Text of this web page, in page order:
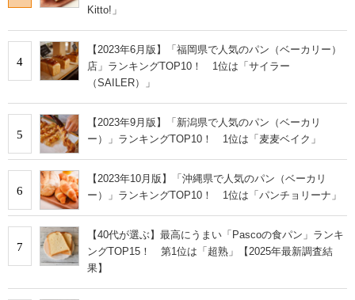
Kitto!」
4
【2023年6月版】「福岡県で人気のパン（ベーカリー）
店」ランキングTOP10！ 1位は「サイラー
（SAILER）」
5
【2023年9月版】「新潟県で人気のパン（ベーカリ
ー）」ランキングTOP10！ 1位は「麦麦ベイク」
6
【2023年10月版】「沖縄県で人気のパン（ベーカリ
ー）」ランキングTOP10！ 1位は「パンチョリーナ」
7
【40代が選ぶ】最高にうまい「Pascoの食パン」ランキ
ングTOP15！ 第1位は「超熟」【2025年最新調査結
果】